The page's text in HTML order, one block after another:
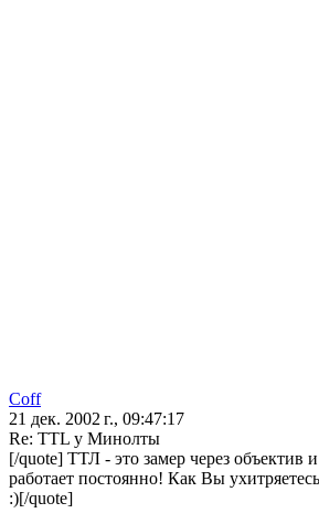
Coff
21 дек. 2002 г., 09:47:17
Re: TTL у Минолты
[/quote] ТТЛ - это замер через объектив
работает постоянно! Как Вы
:)[/quote]